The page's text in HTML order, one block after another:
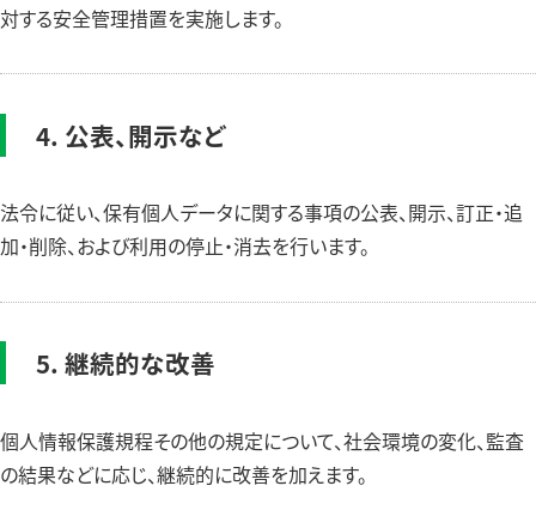
対する安全管理措置を実施します。
4. 公表、開示など
法令に従い、保有個人データに関する事項の公表、開示、訂正・追
加・削除、および利用の停止・消去を行います。
5. 継続的な改善
個人情報保護規程その他の規定について、社会環境の変化、監査
の結果などに応じ、継続的に改善を加えます。